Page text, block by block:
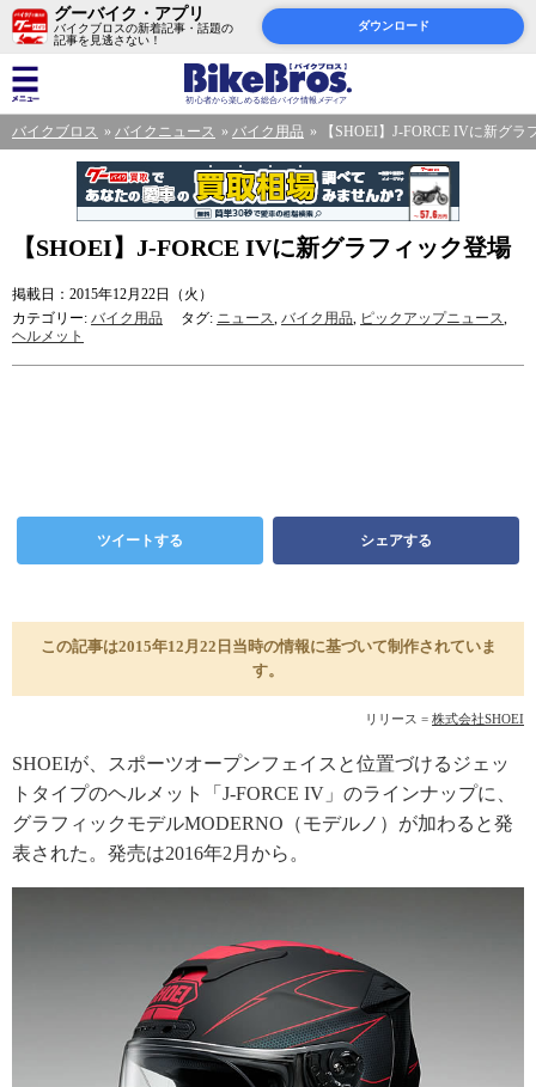
グーバイク・アプリ
バイクブロスの新着記事・話題の
記事を見逃さない！
ダウンロード
バイクブロス バイクニュース バイク用品 【SHOEI】J-FORCE IVに新グラ
【SHOEI】J-FORCE IVに新グラフィック登場
掲載日：2015年12月22日（火）
カテゴリー: バイク用品 タグ: ニュース, バイク用品, ピックアップニュース,
ヘルメット
ツイートする シェアする
この記事は2015年12月22日当時の情報に基づいて制作されていま
す。
リリース = 株式会社SHOEI
SHOEIが、スポーツオープンフェイスと位置づけるジェッ
トタイプのヘルメット「J-FORCE IV」のラインナップに、
グラフィックモデルMODERNO（モデルノ）が加わると発
表された。発売は2016年2月から。